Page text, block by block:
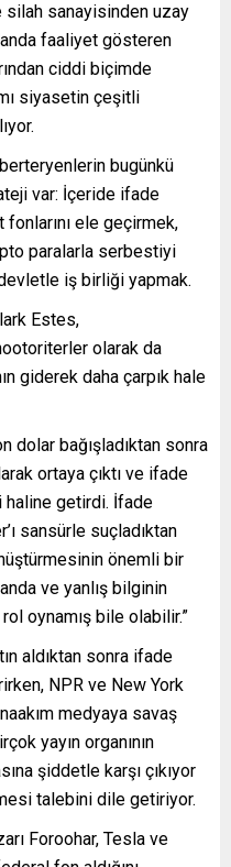
sanayisinden uzay
faaliyet gösteren
ciddi biçimde
siyasetin çeşitli
bugünkü
var: İçeride ifade
ele geçirmek,
paralarla serbestiyi
iş birliği yapmak.
Estes,
olarak da
giderek daha çarpık hale
dolar bağışladıktan sonra
ortaya çıktı ve ifade
haline getirdi. İfade
sansürle suçladıktan
önemli bir
ve yanlış bilginin
rol oynamış bile olabilir.”
aldıktan sonra ifade
NPR ve New York
medyaya savaş
yayın organının
şiddetle karşı çıkıyor
talebini dile getiriyor.
Foroohar, Tesla ve